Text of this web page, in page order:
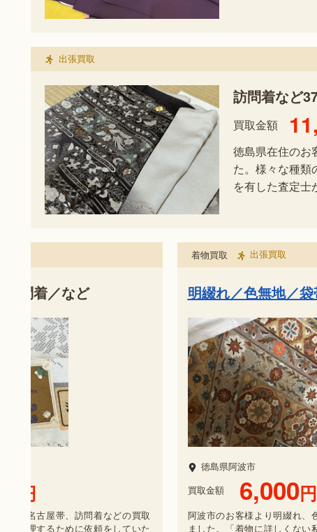
出張買取
訪問着など
買取金額
徳島県在住のお
た。様々な種類
を有した査定士
訪問着／など
円
帯、名古屋帯、訪問着などの買取
を整理するために依頼をしていた
着物買取 出張買取
明綴れ／色無地／
徳島県阿波市
買取金額
6,000円
阿波市のお客様より明綴れ、
ました。「着物に詳しくない